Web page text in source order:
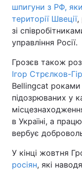
шпигуни з РФ,
території Швеції,
зі
управління Росії.
Грозєв також
Ігор Стрєлков-
Bellingcat роками
підозрюваних у
в Україні, а
вербує
У кінці жовтня
росіян, які